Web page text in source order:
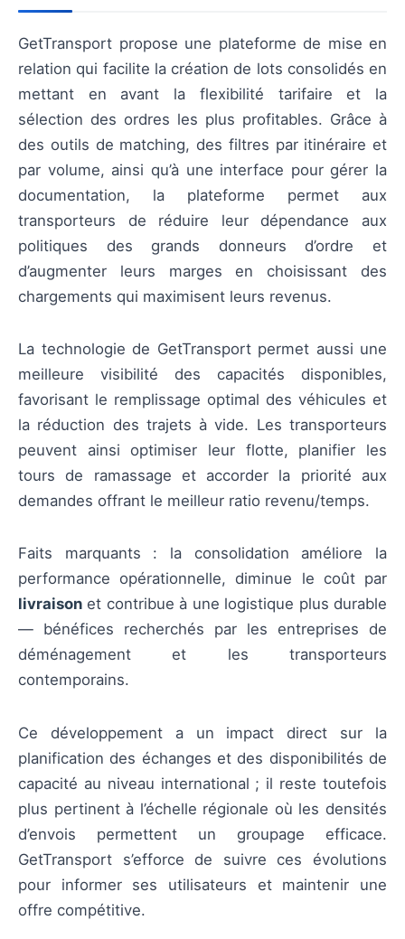
GetTransport propose une plateforme de mise en
relation qui facilite la création de lots consolidés en
mettant en avant la flexibilité tarifaire et la
sélection des ordres les plus profitables. Grâce à
des outils de matching, des filtres par itinéraire et
par volume, ainsi qu’à une interface pour gérer la
documentation, la plateforme permet aux
transporteurs de réduire leur dépendance aux
politiques des grands donneurs d’ordre et
d’augmenter leurs marges en choisissant des
chargements qui maximisent leurs revenus.
La technologie de GetTransport permet aussi une
meilleure visibilité des capacités disponibles,
favorisant le remplissage optimal des véhicules et
la réduction des trajets à vide. Les transporteurs
peuvent ainsi optimiser leur flotte, planifier les
tours de ramassage et accorder la priorité aux
demandes offrant le meilleur ratio revenu/temps.
Faits marquants : la consolidation améliore la
performance opérationnelle, diminue le coût par
livraison et contribue à une logistique plus durable
— bénéfices recherchés par les entreprises de
déménagement et les transporteurs
contemporains.
Ce développement a un impact direct sur la
planification des échanges et des disponibilités de
capacité au niveau international ; il reste toutefois
plus pertinent à l’échelle régionale où les densités
d’envois permettent un groupage efficace.
GetTransport s’efforce de suivre ces évolutions
pour informer ses utilisateurs et maintenir une
offre compétitive.